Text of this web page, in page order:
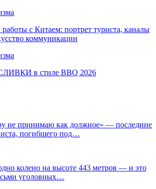
с Китаем: портрет туриста, каналы
коммуникации
в стиле BBQ 2026
не принимаю как должное» — последние
погибшего под…
колено на высоте 443 метров — и это
уголовных…